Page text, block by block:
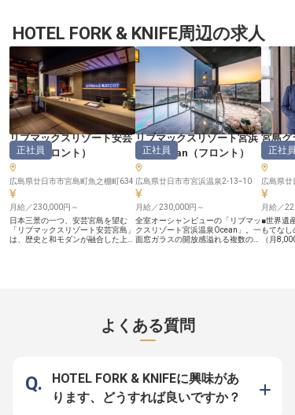
に】 島とその周辺の生産者から届
く食材を、どう一皿に仕立てるか。
固定のコースに縛られず、素材と向
き合う料理づくりを突き詰めていけ
る環境です。 【イタリアン×フレン
チ、両方の技を磨ける】 エグゼク
ティブシェフはイタリアン出身、ス
ーシェフはフレンチ出身。イタリア
ンダイニングでありながら、フレン
チとイタリアン双方の技法・スキル
を学べます。 【働く環境のポイン
ト】 ・寮あり(ドミトリー・寮費月
30,000円)でU・Iターンも安心 ・マ
イカー通勤OK(駐車場完備)／交通
費支給 ・研修制度・定期健康診
断・自社施設の利用割引あり ・
2027年にはグループ3店舗目の開業
を予定しており、活躍の場が広がり
ます
HOTEL FORK & KNIFE周辺の求人
リブマックスリゾート安芸
宮島（フロント ）
正社員
広島県廿日市市宮島町魚之棚町634
月給／230,000円～
日本三景の一つ、安芸宮島を望む
「リブマックスリゾート安芸宮島」
は、歴史と和モダンが融合した上質
に相応しく、洗練された日本語と立
ち居振る舞いで、プロフェッショナ
の心があればOK ◆月給25万円以
上！賞与年2回で年収UP ◆年休120
日、産休・育休実績もあり。ライフ
リブマックスリゾート宮浜
温泉Ocean （フロント ）
正社員
広島県廿日市市宮浜温泉2-13ｰ10
月給／230,000円～
全室オーシャンビューの「リブマッ
クスリゾート宮浜温泉Ocean」。一
面窓ガラスの開放感溢れる複数の展
ら働きませんか？ ★嬉しい好待遇
も★ ・リブマックスグループ。長
期的キャリアが描ける安定性 ・寮
っかり還元 ・未経験OK。新卒、第
二新卒も歓迎します 【働きやすさ
を追求したサポート体制】 1998年
創業、全国で幅広く事業を展開して
宮島グ
（サー
正社員
広島県
月給／
■世界遺
もてな
（月
丁寧に指
よくある質問
HOTEL FORK & KNIFEに興味があ
ります、どうすれば良いですか？